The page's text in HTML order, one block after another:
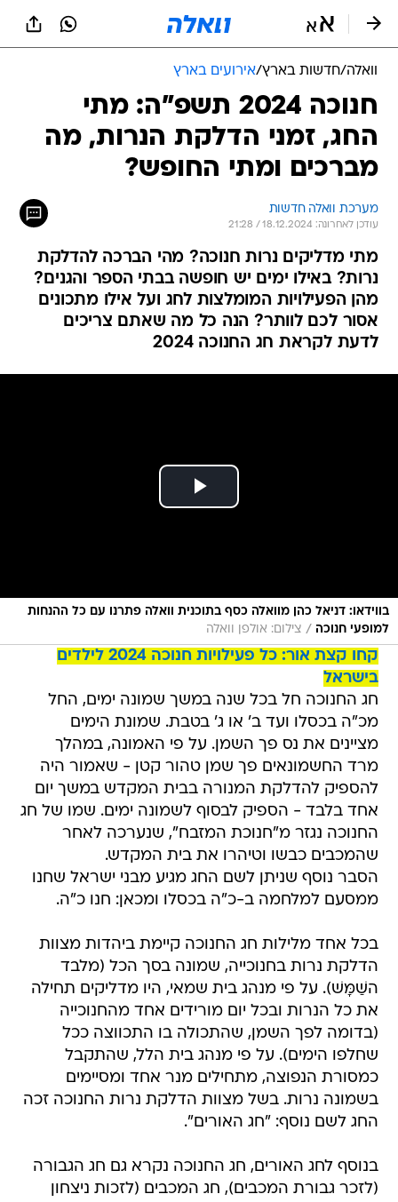
וואלה/חדשות בארץ/אירועים בארץ
חנוכה 2024 תשפ"ה: מתי
החג, זמני הדלקת הנרות, מה
מברכים ומתי החופש?
מערכת וואלה חדשות
עודכן לאחרונה: 18.12.2024 / 21:28
מתי מדליקים נרות חנוכה? מהי הברכה להדלקת
נרות? באילו ימים יש חופשה בבתי הספר והגנים?
מהן הפעילויות המומלצות לחג ועל אילו מתכונים
אסור לכם לוותר? הנה כל מה שאתם צריכים
לדעת לקראת חג החנוכה 2024
בווידאו: דניאל כהן מוואלה כסף בתוכנית וואלה פתרנו עם כל ההנחות
למופעי חנוכה / צילום: אולפן וואלה
קחו קצת אור: כל פעילויות חנוכה 2024 לילדים
בישראל
חג החנוכה חל בכל שנה במשך שמונה ימים, החל
מכ"ה בכסלו ועד ב' או ג' בטבת. שמונת הימים
מציינים את נס פך השמן. על פי האמונה, במהלך
מרד החשמונאים פך שמן טהור קטן - שאמור היה
להספיק להדלקת המנורה בבית המקדש במשך יום
אחד בלבד - הספיק לבסוף לשמונה ימים. שמו של חג
החנוכה נגזר מ"חנוכת המזבח", שנערכה לאחר
שהמכבים כבשו וטיהרו את בית המקדש.
הסבר נוסף שניתן לשם החג מגיע מבני ישראל שחנו
ממסעם למלחמה ב-כ"ה בכסלו ומכאן: חנו כ"ה.
בכל אחד מלילות חג החנוכה קיימת ביהדות מצוות
הדלקת נרות בחנוכייה, שמונה בסך הכל (מלבד
השַׁמָּשׁ). על פי מנהג בית שמאי, היו מדליקים תחילה
את כל הנרות ובכל יום מורידים אחד מהחנוכייה
(בדומה לפך השמן, שהתכולה בו התכווצה ככל
שחלפו הימים). על פי מנהג בית הלל, שהתקבל
כמסורת הנפוצה, מתחילים מנר אחד ומסיימים
בשמונה נרות. בשל מצוות הדלקת נרות החנוכה זכה
החג לשם נוסף: "חג האורים".
בנוסף לחג האורים, חג החנוכה נקרא גם חג הגבורה
(לזכר גבורת המכבים), חג המכבים (לזכות ניצחון